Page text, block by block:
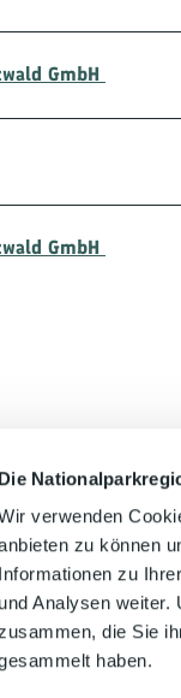
Die
verwenden
zu können
Informationen zu
und Analysen weiter.
die Sie
haben.
GmbH
GmbH